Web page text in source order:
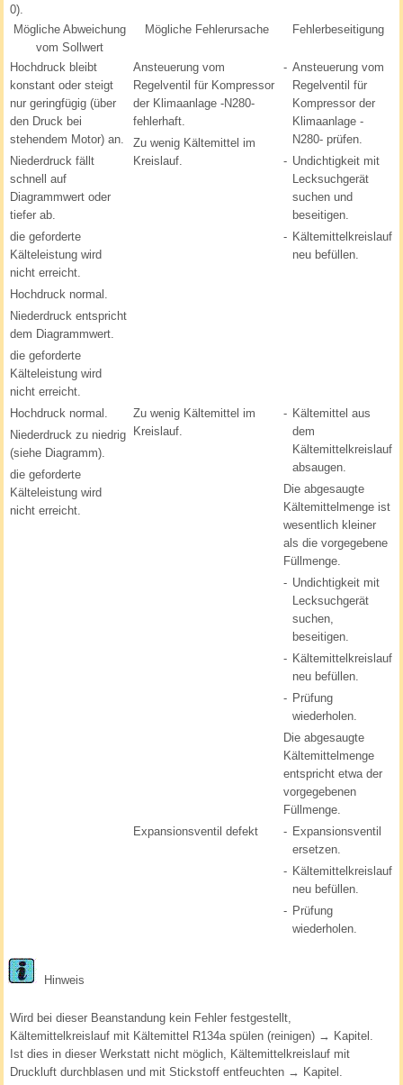
0).
Mögliche Abweichung
vom Sollwert
Mögliche Fehlerursache Fehlerbeseitigung
Hochdruck bleibt
konstant oder steigt
nur geringfügig (über
den Druck bei
stehendem Motor) an.
Niederdruck fällt
schnell auf
Diagrammwert oder
tiefer ab.
die geforderte
Kälteleistung wird
nicht erreicht.
Ansteuerung vom
Regelventil für Kompressor
der Klimaanlage -N280-
fehlerhaft.
Zu wenig Kältemittel im
Kreislauf.
- Ansteuerung vom
Regelventil für
Kompressor der
Klimaanlage -
N280- prüfen.
- Undichtigkeit mit
Lecksuchgerät
suchen und
beseitigen.
- Kältemittelkreislauf
neu befüllen.
Hochdruck normal.
Niederdruck entspricht
dem Diagrammwert.
die geforderte
Kälteleistung wird
nicht erreicht.
Hochdruck normal.
Niederdruck zu niedrig
(siehe Diagramm).
die geforderte
Kälteleistung wird
nicht erreicht.
Zu wenig Kältemittel im
Kreislauf.
- Kältemittel aus
dem
Kältemittelkreislauf
absaugen.
Die abgesaugte
Kältemittelmenge ist
wesentlich kleiner
als die vorgegebene
Füllmenge.
- Undichtigkeit mit
Lecksuchgerät
suchen,
beseitigen.
- Kältemittelkreislauf
neu befüllen.
- Prüfung
wiederholen.
Die abgesaugte
Kältemittelmenge
entspricht etwa der
vorgegebenen
Füllmenge.
Expansionsventil defekt
- Expansionsventil
ersetzen.
- Kältemittelkreislauf
neu befüllen.
- Prüfung
wiederholen.
Hinweis
Wird bei dieser Beanstandung kein Fehler festgestellt,
Kältemittelkreislauf mit Kältemittel R134a spülen (reinigen) → Kapitel.
Ist dies in dieser Werkstatt nicht möglich, Kältemittelkreislauf mit
Druckluft durchblasen und mit Stickstoff entfeuchten → Kapitel.